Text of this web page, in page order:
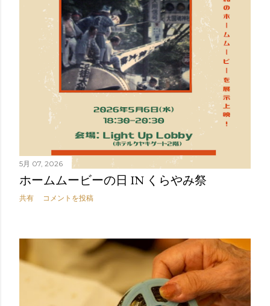
5月 07, 2026
ホームムービーの日 IN くらやみ祭
共有 コメントを投稿